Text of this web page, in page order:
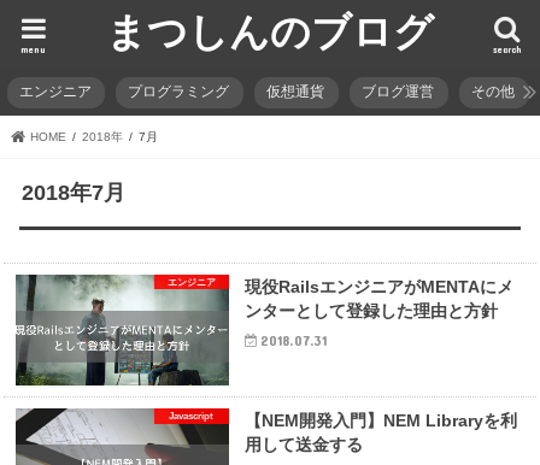
まつしんのブログ search
menu
エンジニア プログラミング 仮想通貨 ブログ運営 その他
HOME 2018年 7月
2018年7月
エンジニア
現役RailsエンジニアがMENTAにメ
ンターとして登録した理由と方針
2018.07.31
Javascript
【NEM開発入門】NEM Libraryを利
用して送金する